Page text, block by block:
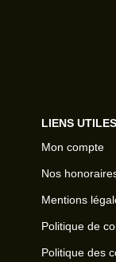
LIENS UTILES
Mon compte
Nos
Mentions
Politique de
Politique des